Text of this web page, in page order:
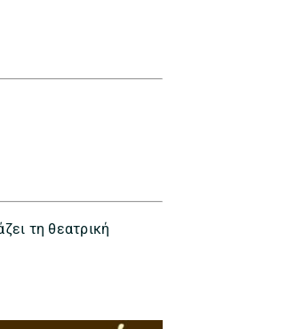
τη θεατρική